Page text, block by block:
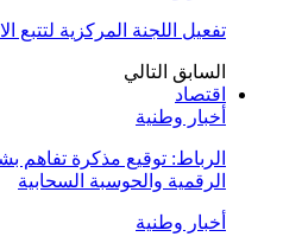
تفعيل اللجنة المركزية لتتبع
السابق التالي
اقتصاد
أخبار وطنية
الرباط: توقيع مذكرة تفاهم
الرقمية والحوسبة السحابية
أخبار وطنية